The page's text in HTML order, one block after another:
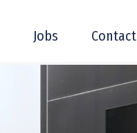
Jobs Contact